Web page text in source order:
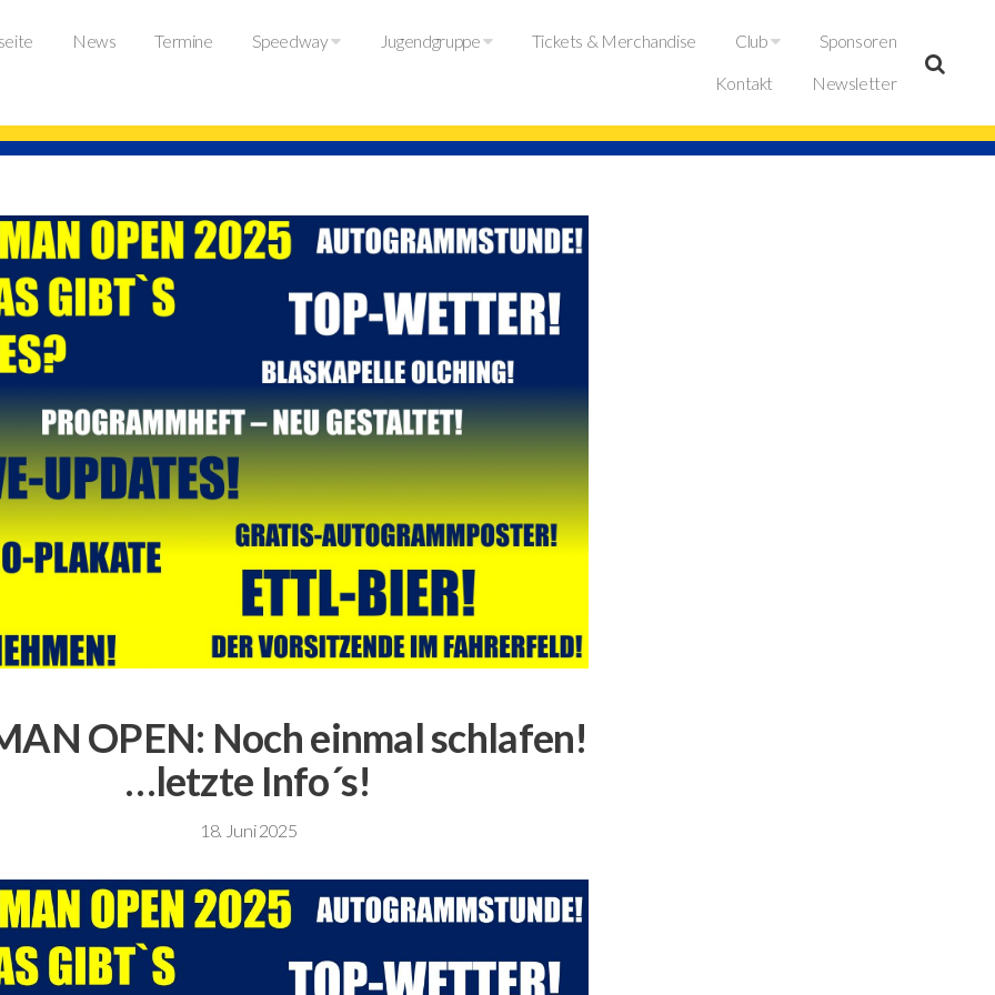
News Termine Speedway Jugendgruppe Tickets & Merchandise Club Sponsoren
Kontakt Newsletter
OPEN: Noch einmal schlafen!
…letzte Info´s!
18. Juni 2025